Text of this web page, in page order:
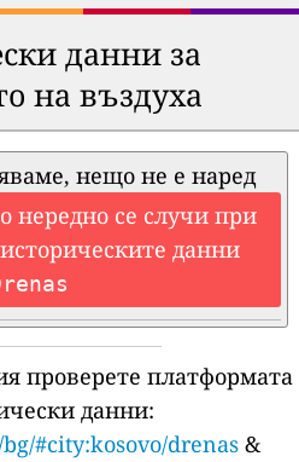
данни за
на въздуха
нещо не е наред
се случи при
данни
проверете платформата
данни:
#city:kosovo/drenas &